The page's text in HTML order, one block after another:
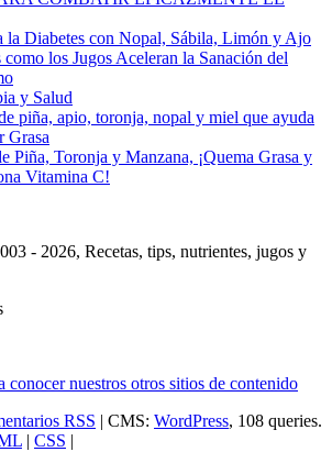
la Diabetes con Nopal, Sábila, Limón y Ajo
como los Jugos Aceleran la Sanación del
y Salud
piña, apio, toronja, nopal y miel que ayuda
Grasa
Piña, Toronja y Manzana, ¡Quema Grasa y
Vitamina C!
- 2026, Recetas, tips, nutrientes, jugos y
conocer nuestros otros sitios de contenido
RSS | CMS: WordPress, 108 queries.
| CSS |